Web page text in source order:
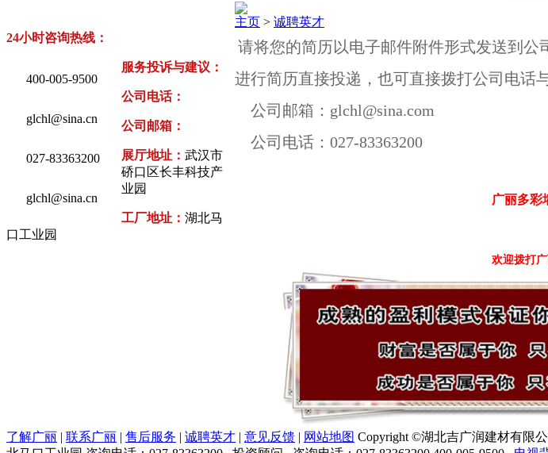
24小时咨询热线：
400-005-9500
服务投诉与建议：
glchl@sina.cn
公司电话：
027-83363200
公司邮箱：
glchl@sina.cn
展厅地址： 武汉市
硚口区长丰科技产
业园
工厂地址： 湖北马
口工业园
主页 > 诚聘英才
请将您的简历以电子邮件附件形式发送到
进行简历直接投递，也可直接拨打公司电话
公司邮箱： glchl@sina.com
公司电话：027-83363200
广丽多彩
欢迎拨打
了解广丽 联系广丽 售后服务 诚聘英才 意见反馈 网站地图 Copyright ©湖北吉广润建材有限